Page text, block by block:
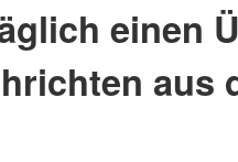
einen
aus